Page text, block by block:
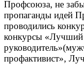
Профсоюза, не
пропаганды идей
проводились
конкурсы «Лучший
профактивист»,